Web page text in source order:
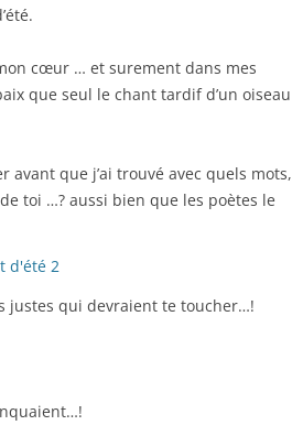
cœur … et surement dans mes
que seul le chant tardif d’un oiseau
que j’ai trouvé avec quels mots,
toi …? aussi bien que les poètes le
justes qui devraient te toucher…!